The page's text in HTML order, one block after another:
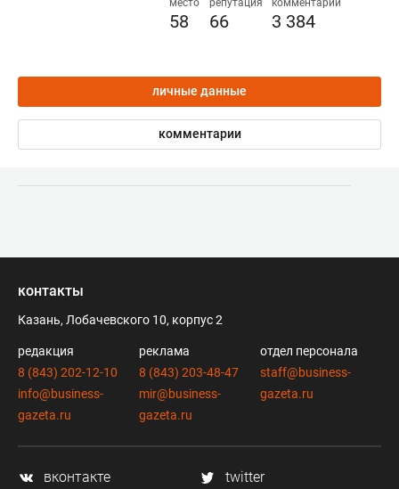
место
58
репутация
66
комментарии
3 384
личные данные
комментарии
контакты
Казань, Лобачевского 10, корпус 2
редакция
8 (843) 202-12-10
info@business-
gazeta.ru
реклама
8 (843) 203-48-47
mir@business-
gazeta.ru
отдел персонала
staff@business-
gazeta.ru
вконтакте
twitter